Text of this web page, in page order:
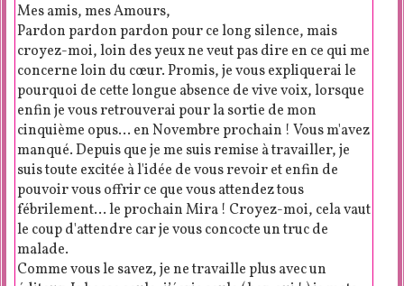
Mes amis, mes Amours,
Pardon pardon pardon pour ce long silence, mais
croyez-moi, loin des yeux ne veut pas dire en ce qui me
concerne loin du cœur. Promis, je vous expliquerai le
pourquoi de cette longue absence de vive voix, lorsque
enfin je vous retrouverai pour la sortie de mon
cinquième opus... en Novembre prochain ! Vous m'avez
manqué. Depuis que je me suis remise à travailler, je
suis toute excitée à l'idée de vous revoir et enfin de
pouvoir vous offrir ce que vous attendez tous
fébrilement... le prochain Mira ! Croyez-moi, cela vaut
le coup d'attendre car je vous concocte un truc de
malade.
Comme vous le savez, je ne travaille plus avec un